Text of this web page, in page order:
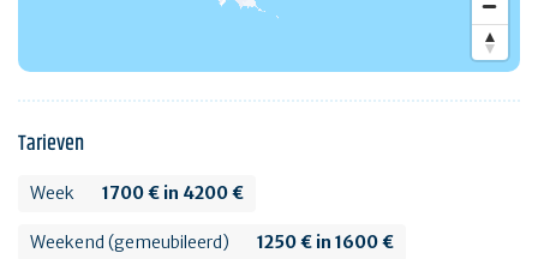
Tarieven
Week 1700 € in 4200 €
Weekend (gemeubileerd) 1250 € in 1600 €